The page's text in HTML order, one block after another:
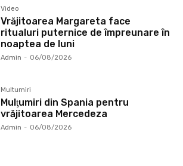
Video
Vrăjitoarea Margareta face
ritualuri puternice de împreunare în
noaptea de luni
Admin - 06/08/2026
Multumiri
Mulţumiri din Spania pentru
vrăjitoarea Mercedeza
Admin - 06/08/2026